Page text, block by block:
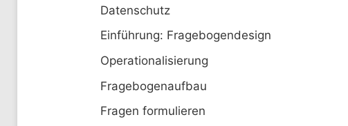
Datenschutz
Einführung: Fragebogendesign
Operationalisierung
Fragebogenaufbau
Fragen formulieren